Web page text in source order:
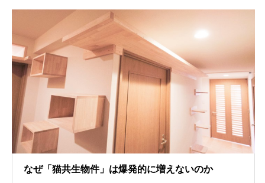
なぜ「猫共生物件」は爆発的に増えないのか